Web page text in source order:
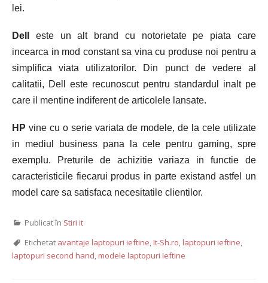
lei.
Dell
este un alt brand cu notorietate pe piata care
incearca in mod constant sa vina cu produse noi pentru a
simplifica viata utilizatorilor. Din punct de vedere al
calitatii, Dell este recunoscut pentru standardul inalt pe
care il mentine indiferent de articolele lansate.
HP vine cu o serie variata de modele, de la cele utilizate
in mediul business pana la cele pentru gaming, spre
exemplu. Preturile de achizitie variaza in functie de
caracteristicile fiecarui produs in parte existand astfel un
model care sa satisfaca necesitatile clientilor.
Publicat în Stiri it
Etichetat avantaje laptopuri ieftine,It-Sh.ro,laptopuri ieftine,
laptopuri second hand,modele laptopuri ieftine